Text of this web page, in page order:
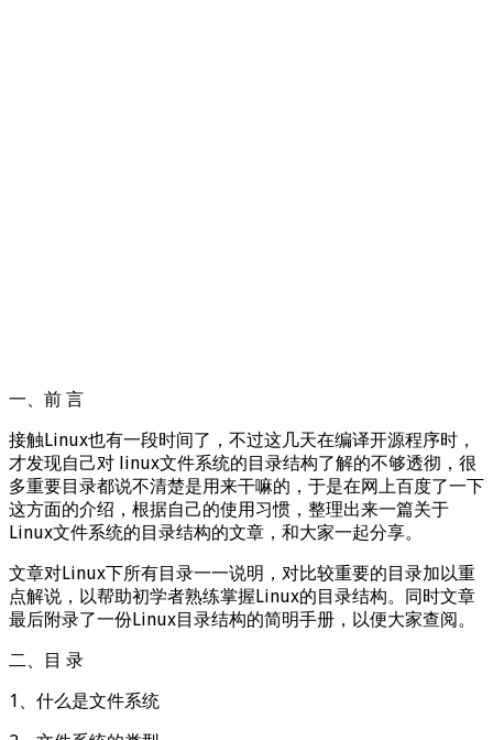
一、前 言
接触Linux也有一段时间了，不过这几天在编译开源程序时，
才发现自己对 linux文件系统的目录结构了解的不够透彻，很
多重要目录都说不清楚是用来干嘛的，于是在网上百度了一下
这方面的介绍，根据自己的使用习惯，整理出来一篇关于
Linux文件系统的目录结构的文章，和大家一起分享。
文章对Linux下所有目录一一说明，对比较重要的目录加以重
点解说，以帮助初学者熟练掌握Linux的目录结构。同时文章
最后附录了一份Linux目录结构的简明手册，以便大家查阅。
二、目 录
1、什么是文件系统